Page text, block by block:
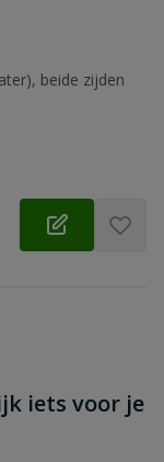
beide zijden
iets voor je